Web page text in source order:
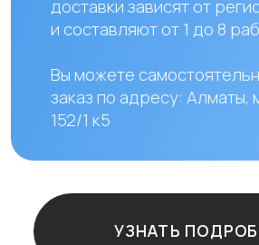
+ 7 706 407 30 81
мкр. Кайрат 152/1, оф.12